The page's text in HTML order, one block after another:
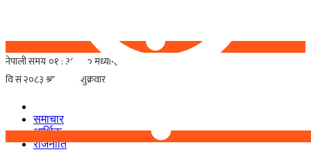
समाचार
आर्थिक
राजनीति